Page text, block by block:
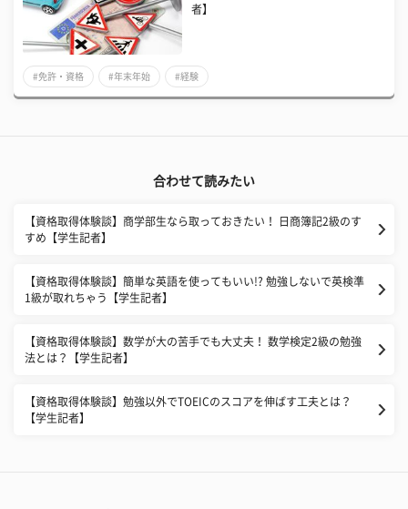
者】
#免許・資格 #年末年始 #経験
合わせて読みたい
【資格取得体験談】商学部生なら取っておきたい！ 日商簿記2級のす
すめ【学生記者】
【資格取得体験談】簡単な英語を使ってもいい!? 勉強しないで英検準
1級が取れちゃう【学生記者】
【資格取得体験談】数学が大の苦手でも大丈夫！ 数学検定2級の勉強
法とは？【学生記者】
【資格取得体験談】勉強以外でTOEICのスコアを伸ばす工夫とは？
【学生記者】